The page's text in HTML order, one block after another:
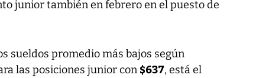
junior también en febrero en el puesto de
sueldos promedio más bajos según
las posiciones junior con $637, está el